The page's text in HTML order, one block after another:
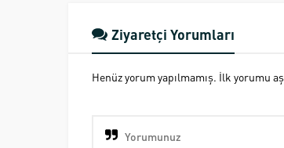
Ziyaretçi Yorumları
Henüz yorum yapılmamış. İlk yorumu